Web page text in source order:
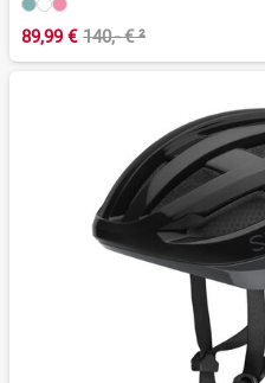
89,99 € 140,- €²